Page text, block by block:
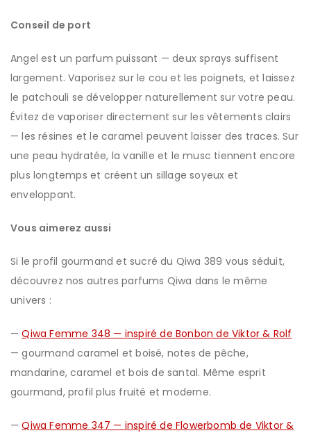
Conseil de port
Angel est un parfum puissant — deux sprays suffisent
largement. Vaporisez sur le cou et les poignets, et laissez
le patchouli se développer naturellement sur votre peau.
Évitez de vaporiser directement sur les vêtements clairs
— les résines et le caramel peuvent laisser des traces. Sur
une peau hydratée, la vanille et le musc tiennent encore
plus longtemps et créent un sillage soyeux et
enveloppant.
Vous aimerez aussi
Si le profil gourmand et sucré du Qiwa 389 vous séduit,
découvrez nos autres parfums Qiwa dans le même
univers :
—Qiwa Femme 348 — inspiré de Bonbon de Viktor & Rolf
— gourmand caramel et boisé, notes de pêche,
mandarine, caramel et bois de santal. Même esprit
gourmand, profil plus fruité et moderne.
—Qiwa Femme 347 — inspiré de Flowerbomb de Viktor &